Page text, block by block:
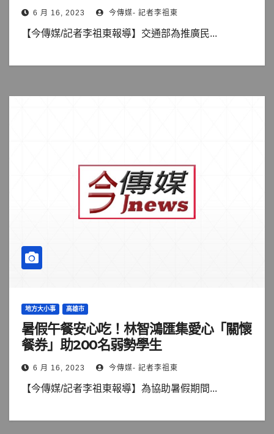
6 月 16, 2023 今傳媒- 記者李祖東
【今傳媒/記者李祖東報導】交通部為推廣民...
地方大小事 高雄市
暑假午餐安心吃！林智鴻匯集愛心「關懷
餐券」助200名弱勢學生
6 月 16, 2023 今傳媒- 記者李祖東
【今傳媒/記者李祖東報導】為協助暑假期間...